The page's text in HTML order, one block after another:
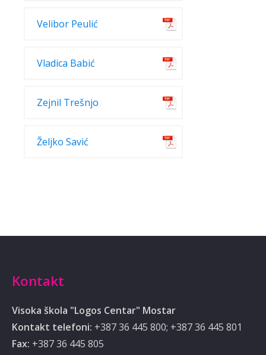
Velibor Peulić
Vladica Babić
Zejnil Trešnjo
Željko Savić
Kontakt
Visoka škola "Logos Centar" Mostar
Kontakt telefoni: +387 36 445 800; +387 36 445 801
Fax: +387 36 445 805